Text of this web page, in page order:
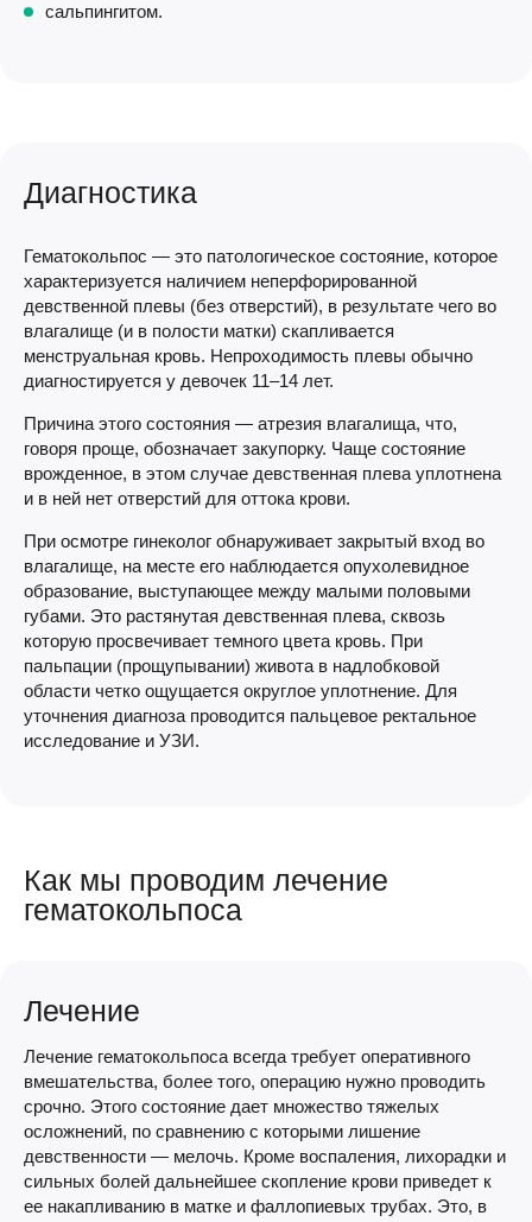
сальпингитом.
Диагностика
Гематокольпос — это патологическое состояние, которое
характеризуется наличием неперфорированной
девственной плевы (без отверстий), в результате чего во
влагалище (и в полости матки) скапливается
менструальная кровь. Непроходимость плевы обычно
диагностируется у девочек 11–14 лет.
Причина этого состояния — атрезия влагалища, что,
говоря проще, обозначает закупорку. Чаще состояние
врожденное, в этом случае девственная плева уплотнена
и в ней нет отверстий для оттока крови.
При осмотре гинеколог обнаруживает закрытый вход во
влагалище, на месте его наблюдается опухолевидное
образование, выступающее между малыми половыми
губами. Это растянутая девственная плева, сквозь
которую просвечивает темного цвета кровь. При
пальпации (прощупывании) живота в надлобковой
области четко ощущается округлое уплотнение. Для
уточнения диагноза проводится пальцевое ректальное
исследование и УЗИ.
Как мы проводим лечение
гематокольпоса
Лечение
Лечение гематокольпоса всегда требует оперативного
вмешательства, более того, операцию нужно проводить
срочно. Этого состояние дает множество тяжелых
осложнений, по сравнению с которыми лишение
девственности — мелочь. Кроме воспаления, лихорадки и
сильных болей дальнейшее скопление крови приведет к
ее накапливанию в матке и фаллопиевых трубах. Это, в